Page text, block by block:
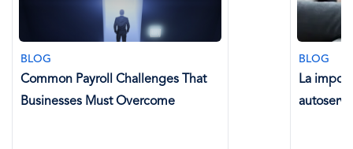
Challenges That
Must Overcome
La importancia de las
autoservicio en la